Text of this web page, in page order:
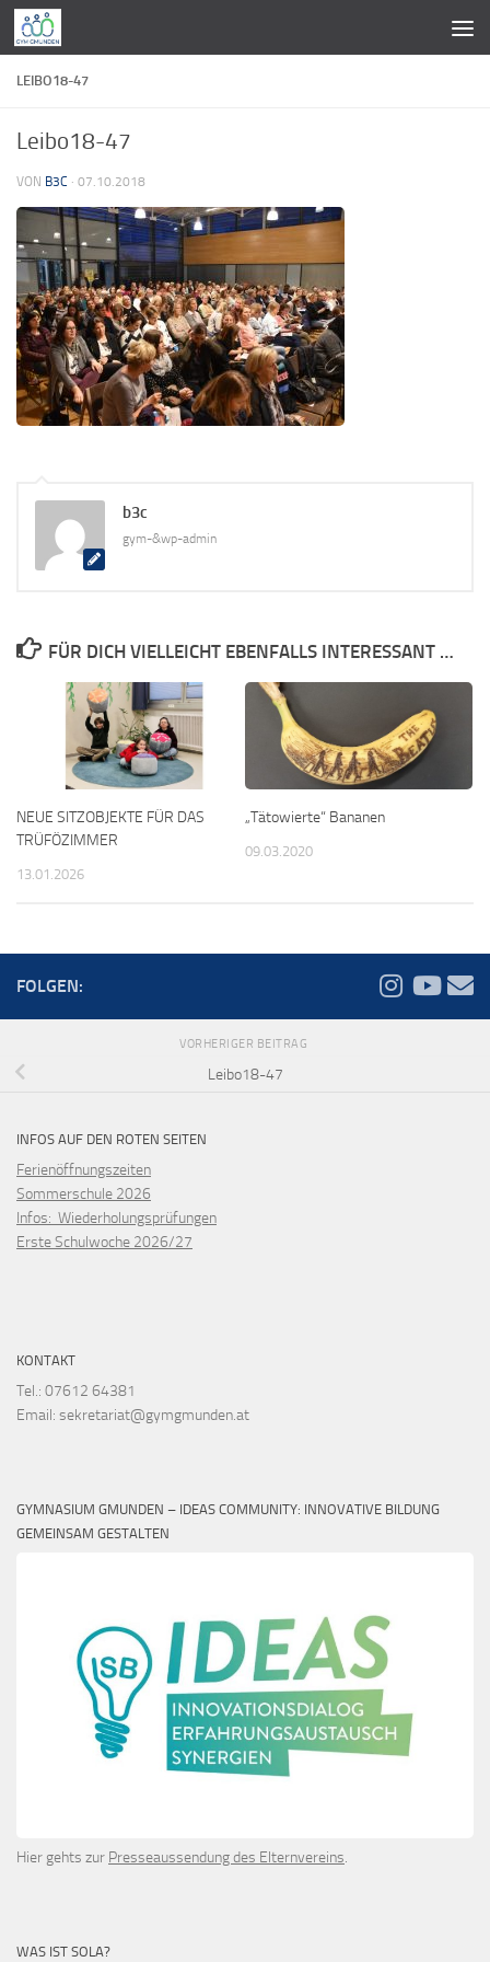
Zum Inhalt springen
LEIBO18-47
Leibo18-47
VON B3C · 07.10.2018
b3c
gym-&wp-admin
FÜR DICH VIELLEICHT EBENFALLS INTERESSANT …
NEUE SITZOBJEKTE FÜR DAS
TRÜFÖZIMMER
13.01.2026
„Tätowierte“ Bananen
09.03.2020
FOLGEN:
VORHERIGER BEITRAG
Leibo18-47
INFOS AUF DEN ROTEN SEITEN
Ferienöffnungszeiten
Sommerschule 2026
Infos: Wiederholungsprüfungen
Erste Schulwoche 2026/27
KONTAKT
Tel.: 07612 64381
Email: sekretariat@gymgmunden.at
GYMNASIUM GMUNDEN – IDEAS COMMUNITY: INNOVATIVE BILDUNG
GEMEINSAM GESTALTEN
Hier gehts zur Presseaussendung des Elternvereins.
WAS IST SOLA?